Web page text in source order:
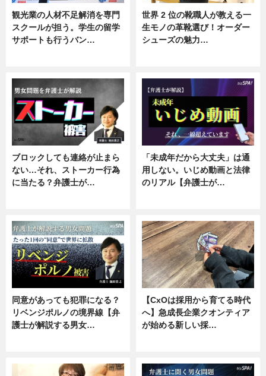
観光業の人材不足解消を専門
スクールが担う。学生の留学
サポートも行うバン…
世界 2 位の靴職人が教える一
生モノの革靴選び！オーダー
シューズの魅力…
ブロックしても連絡が止まら
ない…それ、ストーカー行為
に当たる？弁護士が…
「未成年だから大丈夫」は通
用しない。いじめ動画と法律
のリアル【弁護士が…
同意があっても犯罪になる？
リベンジポルノの境界線【弁
護士が解説する男女…
【CxOは採用から育てる時代
へ】急成長企業クオンティア
が始める新しい採…